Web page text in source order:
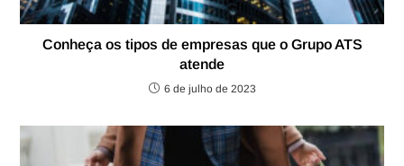
Conheça os tipos de empresas que o Grupo ATS
atende
6 de julho de 2023